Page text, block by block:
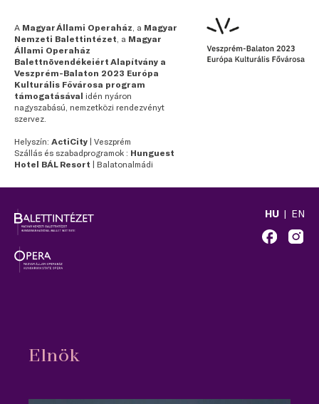
A Magyar Állami Operaház , a Magyar
Nemzeti Balettintézet , a Magyar
Állami Operaház
Balettnövendékeiért Alapítvány a
Veszprém-Balaton 2023 Európa
Kulturális Fővárosa program
támogatásával idén nyáron
nagyszabású, nemzetközi rendezvényt
szervez.
Helyszín: ActiCity | Veszprém
Szállás és szabadprogramok : Hunguest
Hotel BÁL Resort | Balatonalmádi
HU EN
Elnök